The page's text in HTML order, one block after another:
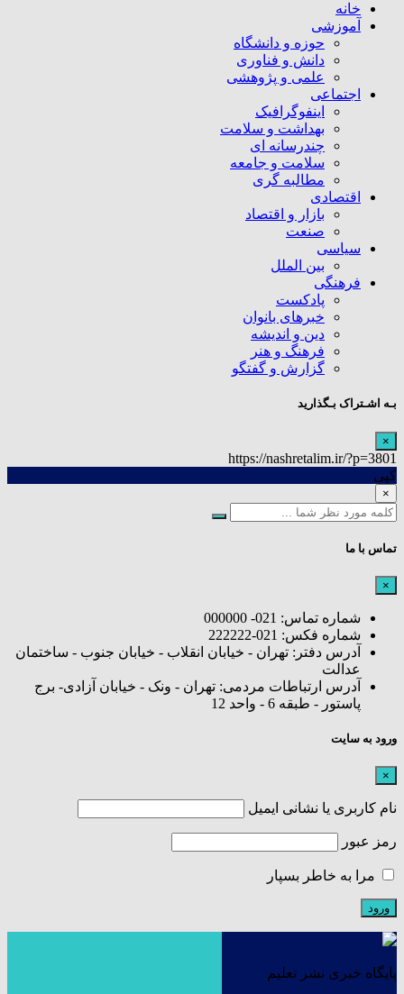
خانه
آموزشی
حوزه و دانشگاه
دانش و فناوری
علمی و پژوهشی
اجتماعی
اینفوگرافیک
بهداشت و سلامت
چندرسانه ای
سلامت و جامعه
مطالبه گری
اقتصادی
بازار و اقتصاد
صنعت
سیاسی
بین الملل
فرهنگی
پادکست
خبرهای بانوان
دین و اندیشه
فرهنگ و هنر
گزارش و گفتگو
بـه اشـتراک بـگذارید
×
https://nashretalim.ir/?p=3801
کپی
×
تماس با ما
×
شماره تماس: 021- 000000
شماره فکس: 021-222222
آدرس دفتر: تهران - خیابان انقلاب - خیابان جنوب - ساختمان
عدالت
آدرس ارتباطات مردمی: تهران - ونک - خیابان آزادی- برج
پاستور - طبقه 6 - واحد 12
ورود به سایت
×
نام کاربری یا نشانی ایمیل
رمز عبور
مرا به خاطر بسپار
پایگاه خبری نشر تعلیم